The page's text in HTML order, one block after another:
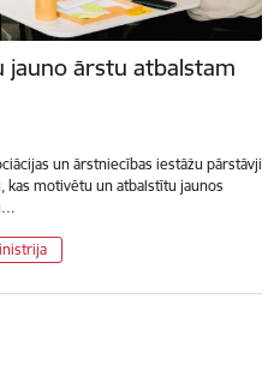
jauno ārstu atbalstam
un ārstniecības iestāžu pārstāvji
kas motivētu un atbalstītu jaunos